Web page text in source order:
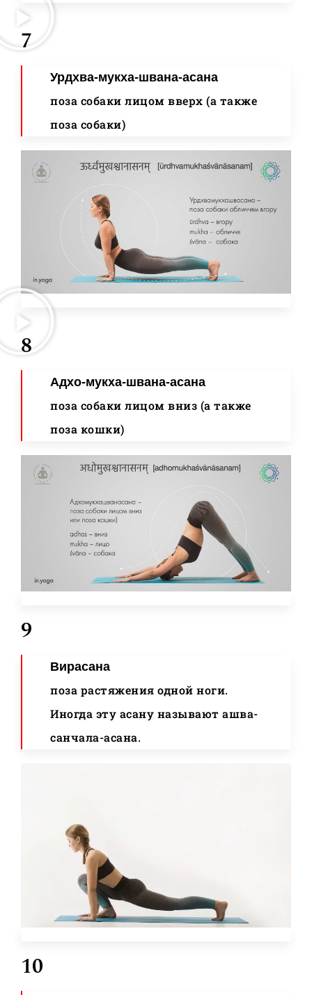
7
Урдхва-мукха-швана-асана
поза собаки лицом вверх (а также
поза собаки)
8
Адхо-мукха-швана-асана
поза собаки лицом вниз (а также
поза кошки)
9
Вирасана
поза растяжения одной ноги.
Иногда эту асану называют ашва-
санчала-асана.
10